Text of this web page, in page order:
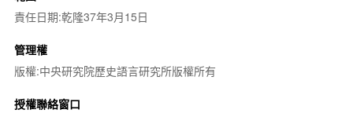
責任日期:乾隆37年3月15日
管理權
版權:中央研究院歷史語言研究所版權所有
授權聯絡窗口